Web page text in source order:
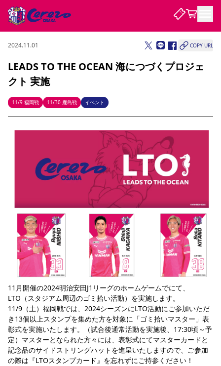
試合・チーム
試合について
試合日程 / 結果 順位表
チームについて
メディア情報 アクセス レディース
ハナサカプレーヤー 歴代所属選手
観戦する
チケット
販売スケジュール 価格・席種
法人シーズンシート 福祉サービス 団体チケット
リセールサービス
観戦ガイド
キッズ向けサービス グルメ
マッチデープログラム
ビジターサポーター観戦ガイド
YANMAR HANASAKA STADIUM
DAZNで観戦
DAZNで観戦
アウェイツアー
よくある質問
よくある質問
クラブを知る
クラブ紹介 沿革 シーズン記録 求人情報
パートナー企業募集中 セレッソ大阪VISAカード
サポートスタッフ
Lise（ライセンスビジネス）
サステナビリティ
サステナビリティポリシー SDGsのゴール
インパクトレポート
活動レポート SPORT POSITIVE LEAGUES 取り組み実績
スポーツクラブ
関連団体/施設
長居公園 セレッソフットサルパーク セレッソフットサルパーク長居
セレッソスポーツパーク舞洲
YANMAR HANASAKA STADIUM
セレッソ大阪アカデミー 子供のサッカースクール
大人のサッカースクール
その他スポーツクラブ
SAKURA POINT Program
招待券引換方法
まいセレチケット 会員規定 婚姻届・出生届・命名書
ニュース
ニュース
すべて チーム チケット イベント
ファンクラブ
ホームタウン
パートナー スポーツクラブ 30周年
レディース
アカデミー
2024.11.01 COPY URL
LEADS TO THE OCEAN 海につづくプロジェ
クト 実施
11/9 福岡戦 11/30 鹿島戦 イベント
11月開催の2024明治安田J1リーグのホームゲームでにて、
LTO（スタジアム周辺のゴミ拾い活動）を実施します。
11/9（土）福岡戦では、2024シーズンにLTO活動にご参加いただ
き13個以上スタンプを集めた方を対象に「ゴミ拾いマスター」表
彰式を実施いたします。（試合後通常活動を実施後、17:30頃～予
定）マスターとなられた方々には、表彰式にてマスターカードと
記念品のサイドストリングハットを進呈いたしますので、ご参加
の際は『LTOスタンプカード』を忘れずにご持参ください！